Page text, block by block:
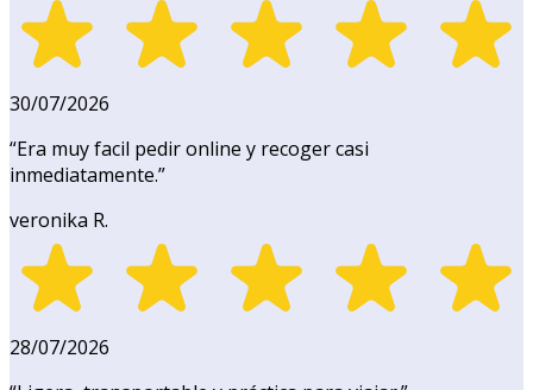
30/07/2026
“Era muy facil pedir online y recoger casi
inmediatamente.”
veronika R.
28/07/2026